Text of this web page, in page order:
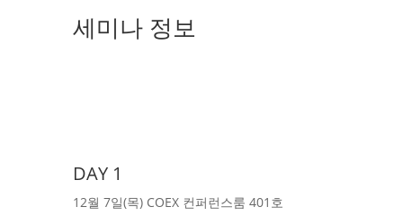
세미나 정보
DAY 1
12월 7일(목) COEX 컨퍼런스룸 401호